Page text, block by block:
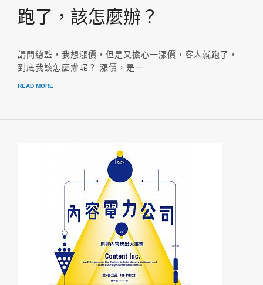
跑了，該怎麼辦？
請問總監，我想漲價，但是又擔心一漲價，客人就跑了，
到底我該怎麼辦呢？ 漲價，是一…
READ MORE